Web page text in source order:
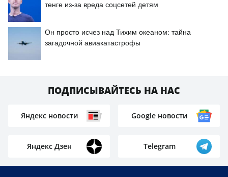
тенге из-за вреда соцсетей детям
Он просто исчез над Тихим океаном: тайна
загадочной авиакатастрофы
ПОДПИСЫВАЙТЕСЬ НА НАС
Яндекс новости Google новости
Яндекс Дзен Telegram